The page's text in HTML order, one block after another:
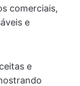
comerciais,
e
e